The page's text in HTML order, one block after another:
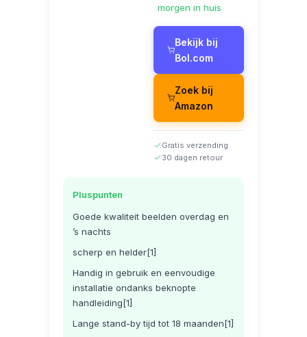
morgen in huis
Bekijk bij
Bol.com
Zoek bij
Amazon
Gratis verzending
30 dagen retour
Pluspunten
Goede kwaliteit beelden overdag en
’s nachts
scherp en helder[1]
Handig in gebruik en eenvoudige
installatie ondanks beknopte
handleiding[1]
Lange stand-by tijd tot 18 maanden[1]